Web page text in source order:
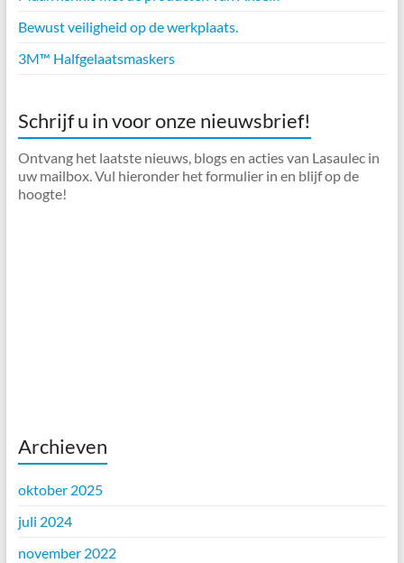
Bewust veiligheid op de werkplaats.
3M™ Halfgelaatsmaskers
Schrijf u in voor onze nieuwsbrief!
Ontvang het laatste nieuws, blogs en acties van Lasaulec in
uw mailbox. Vul hieronder het formulier in en blijf op de
hoogte!
Archieven
oktober 2025
juli 2024
november 2022